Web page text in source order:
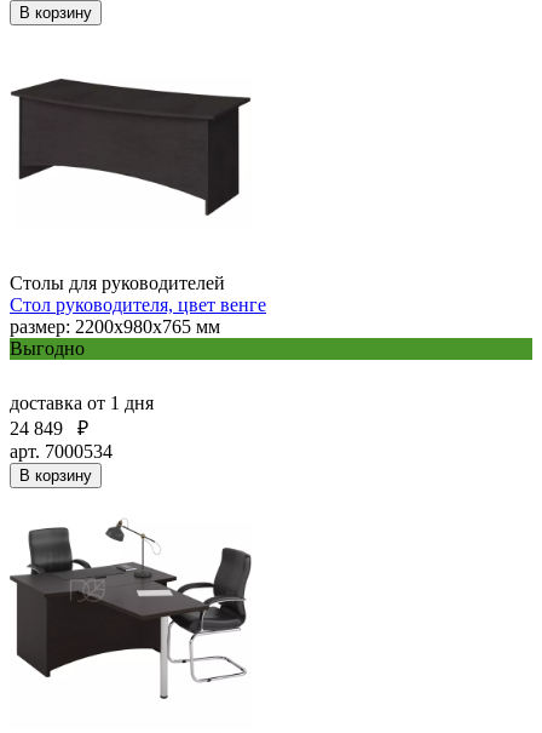
В корзину
Столы для руководителей
Стол руководителя, цвет венге
размер: 2200х980х765 мм
Выгодно
доставка от 1 дня
24 849
₽
арт. 7000534
В корзину